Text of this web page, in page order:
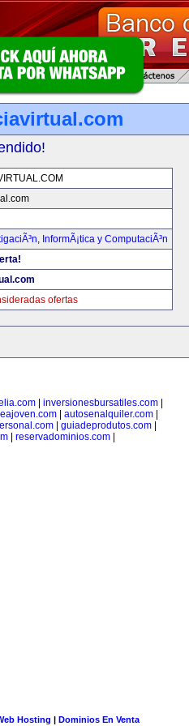
, InformÃ¡tica y ComputaciÃ³n
ofertas
| inversionesbursatiles.com|
| autosenalquiler.com|
| guiadeprodutos.com|
reservadominios.com
Hosting | Dominios En Venta